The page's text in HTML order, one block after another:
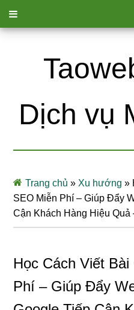
Dịch vụ
Trang chủ » Xu hướng »
SEO Miễn Phí – Giúp Đẩy
Cận Khách Hàng Hiệu Quả
Học Cách Viết
Phí – Giúp Đẩy